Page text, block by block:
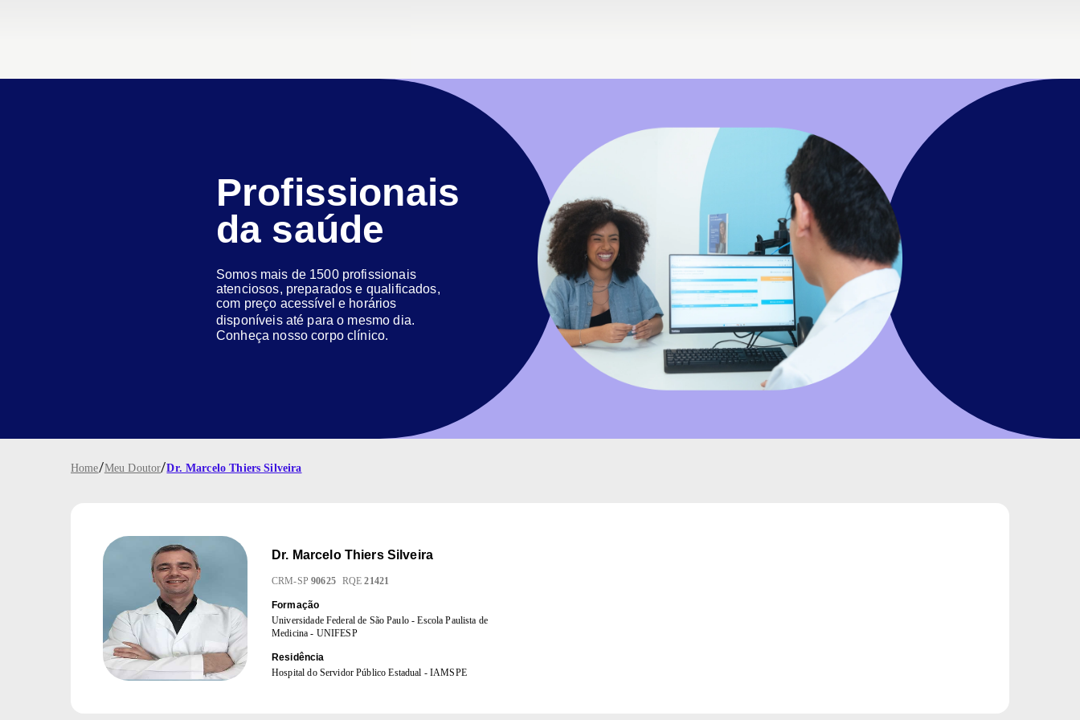
Profissionais
da saúde
Somos mais de 1500 profissionais
atenciosos, preparados e qualificados,
com preço acessível e horários
disponíveis até para o mesmo dia.
Conheça nosso corpo clínico.
Home/Meu Doutor/Dr. Marcelo Thiers Silveira
Dr. Marcelo Thiers Silveira
CRM-SP 90625 RQE21421
Formação
Universidade Federal de São Paulo - Escola Paulista de
Medicina - UNIFESP
Residência
Hospital do Servidor Público Estadual - IAMSPE